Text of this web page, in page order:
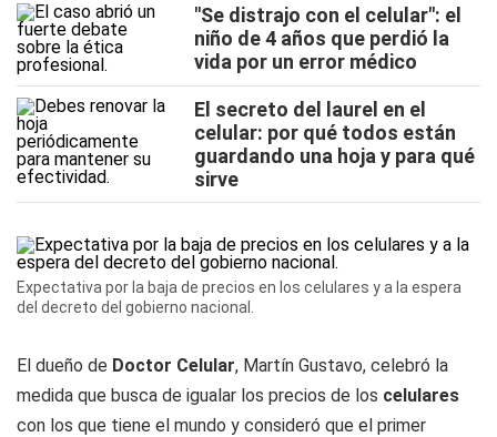
"Se distrajo con el celular": el
niño de 4 años que perdió la
vida por un error médico
El secreto del laurel en el
celular: por qué todos están
guardando una hoja y para qué
sirve
Expectativa por la baja de precios en los celulares y a la espera
del decreto del gobierno nacional.
El dueño de Doctor Celular, Martín Gustavo, celebró la
medida que busca de igualar los precios de los celulares
con los que tiene el mundo y consideró que el primer